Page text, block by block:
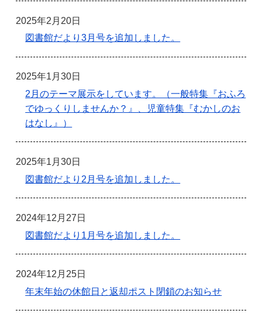
2025年2月20日
図書館だより3月号を追加しました。
2025年1月30日
2月のテーマ展示をしています。（一般特集『おふろ
でゆっくりしませんか？』、児童特集『むかしのお
はなし』）
2025年1月30日
図書館だより2月号を追加しました。
2024年12月27日
図書館だより1月号を追加しました。
2024年12月25日
年末年始の休館日と返却ポスト閉鎖のお知らせ